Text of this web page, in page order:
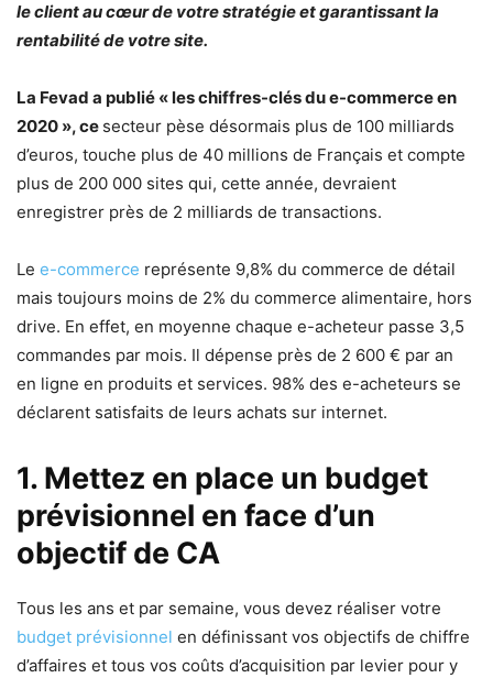
le client au cœur de votre stratégie et garantissant la
rentabilité de votre site.
La Fevad a publié « les chiffres-clés du e-commerce en
2020 », ce secteur pèse désormais plus de 100 milliards
d’euros, touche plus de 40 millions de Français et compte
plus de 200 000 sites qui, cette année, devraient
enregistrer près de 2 milliards de transactions.
Le e-commerce représente 9,8% du commerce de détail
mais toujours moins de 2% du commerce alimentaire, hors
drive. En effet, en moyenne chaque e-acheteur passe 3,5
commandes par mois. Il dépense près de 2 600 € par an
en ligne en produits et services. 98% des e-acheteurs se
déclarent satisfaits de leurs achats sur internet.
1. Mettez en place un budget
prévisionnel en face d’un
objectif de CA
Tous les ans et par semaine, vous devez réaliser votre
budget prévisionnel en définissant vos objectifs de chiffre
d’affaires et tous vos coûts d’acquisition par levier pour y